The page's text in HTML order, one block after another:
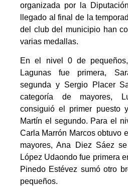
organizada por la
llegado al final de la
del club del municipio han
varias medallas.
En el nivel 0 de
Lagunas fue primera,
segunda y Sergio Placer
categoría de mayores,
consiguió el primer puesto
Martín el segundo. Para el
Carla Marrón Marcos obtuvo
mayores, Ana Diez Sáez
López Udaondo fue primera
Pinedo Estévez sumó otro
pequeños.